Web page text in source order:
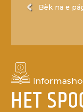
Bèk na e
HET